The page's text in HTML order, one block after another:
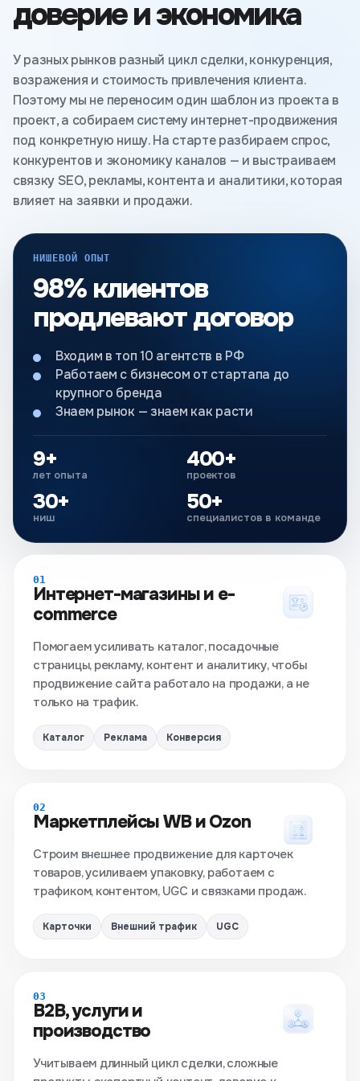
доверие и экономика
У разных рынков разный цикл сделки, конкуренция,
возражения и стоимость привлечения клиента.
Поэтому мы не переносим один шаблон из проекта в
проект, а собираем систему интернет-продвижения
под конкретную нишу. На старте разбираем спрос,
конкурентов и экономику каналов — и выстраиваем
связку SEO, рекламы, контента и аналитики, которая
влияет на заявки и продажи.
НИШЕВОЙ ОПЫТ
98% клиентов
продлевают договор
Входим в топ 10 агентств в РФ
Работаем с бизнесом от стартапа до
крупного бренда
Знаем рынок — знаем как расти
9+
лет опыта
400+
проектов
30+
ниш
50+
специалистов в команде
01
Интернет-магазины и e-
commerce
Помогаем усиливать каталог, посадочные
страницы, рекламу, контент и аналитику, чтобы
продвижение сайта работало на продажи, а не
только на трафик.
Каталог Реклама Конверсия
02
Маркетплейсы WB и Ozon
Строим внешнее продвижение для карточек
товаров, усиливаем упаковку, работаем с
трафиком, контентом, UGC и связками продаж.
Карточки Внешний трафик UGC
03
B2B, услуги и
производство
Учитываем длинный цикл сделки, сложные